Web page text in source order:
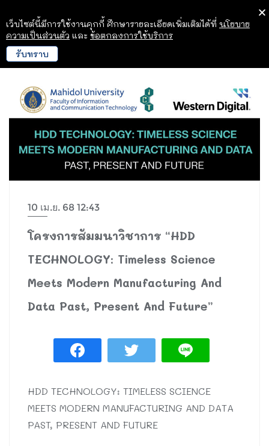
10 เม.ย. 68 12:43
โครงการสัมมนาวิชาการ “HDD
TECHNOLOGY: Timeless Science
Meets Modern Manufacturing And
Data Past, Present And Future”
HDD TECHNOLOGY: TIMELESS SCIENCE
MEETS MODERN MANUFACTURING AND DATA
PAST, PRESENT AND FUTURE
เว็บไซต์นี้มีการใช้งานคุกกี้ ศึกษารายละเอียดเพิ่มเติมได้ที่ นโยบาย
ความเป็นส่วนตัว และ ข้อตกลงการใช้บริการ
รับทราบ